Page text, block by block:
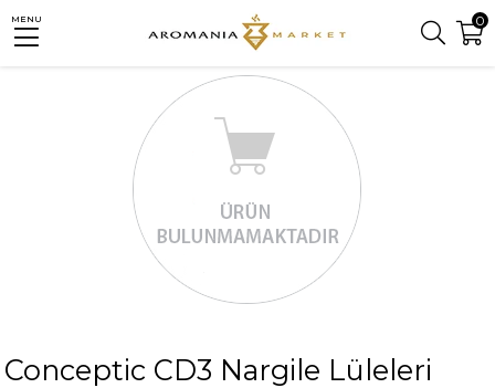
MENU 0
Conceptic CD3 Nargile Lüleleri